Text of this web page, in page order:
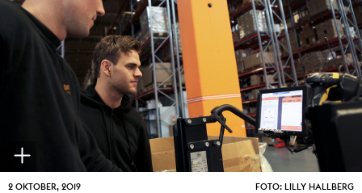
2 OKTOBER, 2019 FOTO: LILLY HALLBERG